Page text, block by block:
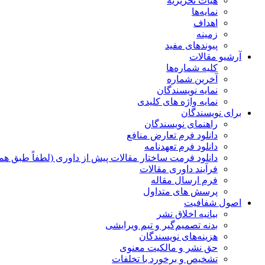
نمایه‌ها
اهداف
زمینه
پیوندهای مفید
آرشیو مقالات
کلیه شماره‌ها
آخرین شماره
نمایه نویسندگان
نمایه واژه های کلیدی
برای نویسندگان
راهنمای نویسندگان
دانلود فرم تعارض منافع
دانلود فرم تعهدنامه
دانلود فرمت ساختار مقالات پیش از داوری (لطفاً طبق
فرآیند داوری مقالات
فرم ارسال مقاله
پرسش های متداول
اصول شفافیت
بیانیه اخلاق نشر
بدنه تصمیم‌گیر و تیم ویرایشی
هزینه‌های نویسندگان
حق نشر و مالکیت معنوی
تشخیص و برخورد با تخلفات